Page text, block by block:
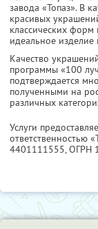
завода «Топаз». В
красивых
классических
идеальное
Качество
программы «100
подтверждается
полученными на
различных
Услуги
ответственностью
4401111555, ОГРН